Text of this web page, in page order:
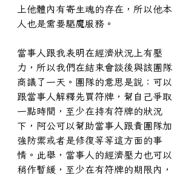
上他體內有寄生魂的存在，所以他本
人也是需要驅魔服務。
當事人跟我表明在經濟狀況上有壓
力，所以我們在結束會談後與該團隊
商議了一天。團隊的意思是說：可以
跟當事人解釋先買符牌，幫自己爭取
一點時間，至少在持有符牌的狀況
下，阿公可以幫助當事人跟貴團隊加
強防禦或者是修復等等這方面的事
情。此舉，當事人的經濟壓力也可以
稍作暫緩，至少在有符牌的期限內，